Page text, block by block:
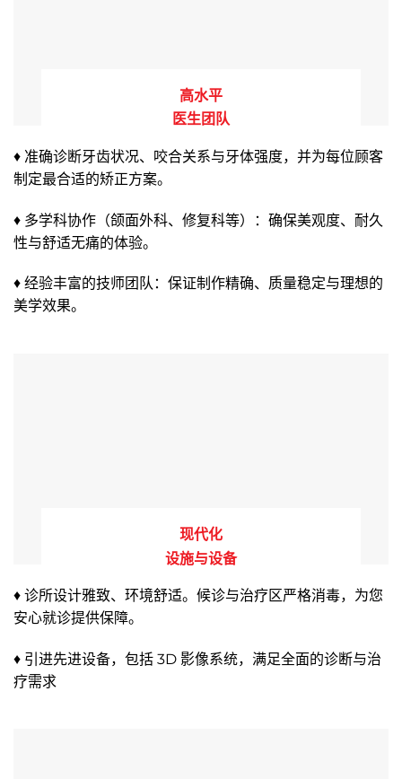
高水平
医生团队
♦ 准确诊断牙齿状况、咬合关系与牙体强度，并为每位顾客
制定最合适的矫正方案。
♦ 多学科协作（颌面外科、修复科等）：确保美观度、耐久
性与舒适无痛的体验。
♦ 经验丰富的技师团队：保证制作精确、质量稳定与理想的
美学效果。
现代化
设施与设备
♦ 诊所设计雅致、环境舒适。候诊与治疗区严格消毒，为您
安心就诊提供保障。
♦ 引进先进设备，包括 3D 影像系统，满足全面的诊断与治
疗需求